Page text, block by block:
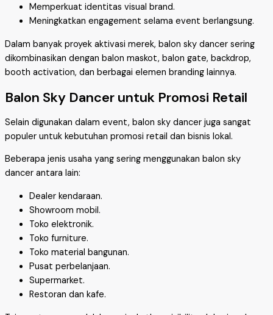
Memperkuat identitas visual brand.
Meningkatkan engagement selama event berlangsung.
Dalam banyak proyek aktivasi merek, balon sky dancer sering
dikombinasikan dengan balon maskot, balon gate, backdrop,
booth activation, dan berbagai elemen branding lainnya.
Balon Sky Dancer untuk Promosi Retail
Selain digunakan dalam event, balon sky dancer juga sangat
populer untuk kebutuhan promosi retail dan bisnis lokal.
Beberapa jenis usaha yang sering menggunakan balon sky
dancer antara lain:
Dealer kendaraan.
Showroom mobil.
Toko elektronik.
Toko furniture.
Toko material bangunan.
Pusat perbelanjaan.
Supermarket.
Restoran dan kafe.